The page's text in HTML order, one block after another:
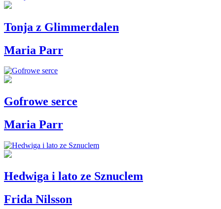
Tonja z Glimmerdalen
Maria Parr
Gofrowe serce
Maria Parr
Hedwiga i lato ze Sznuclem
Frida Nilsson